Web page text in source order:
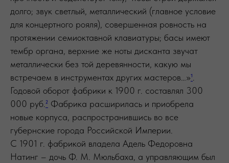
долго; звук светлый, металлический (главное условие
для концертного рояля), совершенная ровность на
протяжении семиоктавной клавиатуры; басы имеют
тембр органа, верхние же ноты дисканта звучат
металлически без той деревянности, какую мы
встречаем в инструментах других мастеров…»¹.
Годовой оборот фабрики к 1900 г. составлял 300
000 руб.² Фабрика расширилась и приобрела
новые корпуса, распространившись во все
губернские города Российской Империи.
С 1901 г. фабрикой владела Адель Федоровна
Натинг – дочь Ф. М. Мюльбаха, а управляющим был